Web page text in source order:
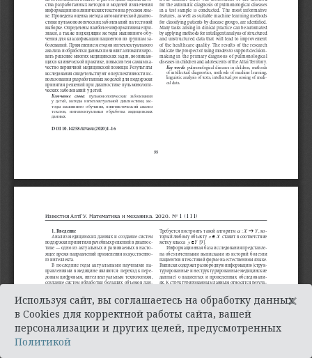
Используя сайт, вы соглашаетесь на обработку данных
в Cookies для корректной работы сайта, вашей
персонализации и других целей, предусмотренных
Политикой
×